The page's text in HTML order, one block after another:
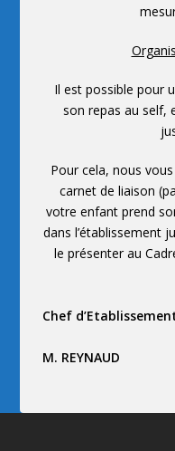
Il est possible pour
son repas au self,
Pour cela, nous
carnet de liaison
votre enfant prend
dans l’établissement
le présenter au
Chef
M. REYNAUD